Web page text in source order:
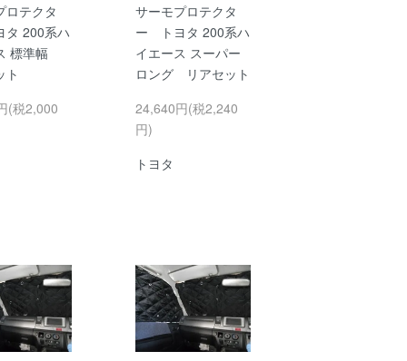
ロテクタ
200系ハ
標準幅
ト
(税2,000
サーモプロテクタ
ー トヨタ 200系ハ
イエース スーパー
ロング リアセット
24,640円(税2,240
円)
トヨタ